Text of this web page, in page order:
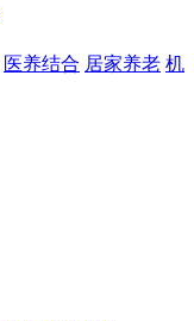
医养结合 居家养老 机